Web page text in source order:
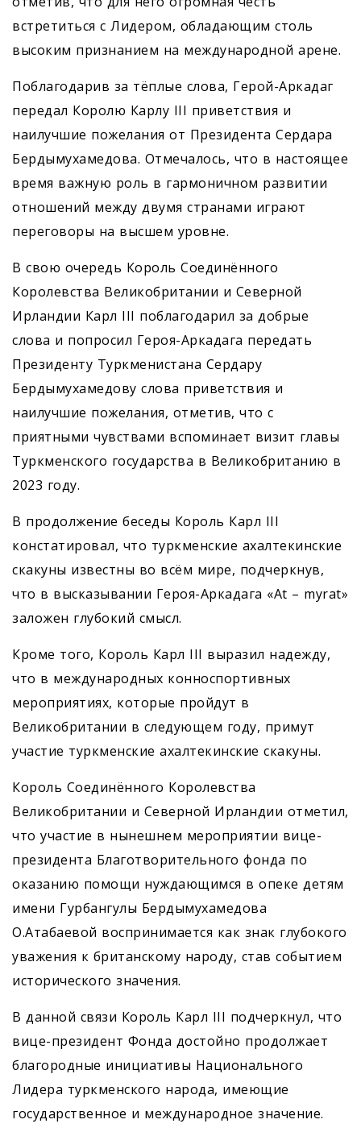
встретиться с Лидером, обладающим столь
высоким признанием на международной арене.
Поблагодарив за тёплые слова, Герой-Аркадаг
передал Королю Карлу III приветствия и
наилучшие пожелания от Президента Сердара
Бердымухамедова. Отмечалось, что в нас­тоящее
время важную роль в гармоничном развитии
отношений между двумя странами играют
переговоры на высшем уровне.
В свою очередь Король Соединённого
Королевства Великобритании и Северной
Ирландии Карл III поблагодарил за добрые
слова и попросил Героя-­Аркадага передать
Президенту Туркменистана Сердару
Бердымухамедову слова приветствия и
наилучшие пожелания, отметив, что с
приятными чувствами вспоминает визит главы
Туркменского государства в Великобританию в
2023 году.
В продолжение беседы Король Карл III
констатировал, что турк­менские ахалтекинские
скакуны известны во всём мире, подчеркнув,
что в высказывании Героя-­Аркадага «At – myrat»
заложен глубокий смысл.
Кроме того, Король Карл III выразил надежду,
что в международных конноспортивных
мероприятиях, которые пройдут в
Великобритании в следующем году, примут
участие турк­менские ахалтекинские скакуны.
Король Соединённого Королевства
Великобритании и Северной Ирландии отметил,
что участие в нынешнем мероприятии вице-
президента Благотворительного фонда по
оказанию помощи нуждающимся в опеке детям
имени Гурбангулы Бердымухамедова
О.Атабаевой воспринимается как знак глубокого
уважения к британскому народу, став событием
исторического значения.
В данной связи Король Карл III подчеркнул, что
вице-президент Фонда достойно продолжает
благородные инициативы Нацио­нального
Лидера туркменского народа, имеющие
государственное и международное значение.